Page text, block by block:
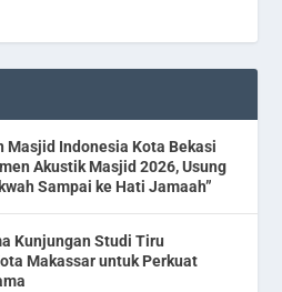
Masjid Indonesia Kota Bekasi
Akustik Masjid 2026, Usung
Sampai ke Hati Jamaah”
Kunjungan Studi Tiru
Makassar untuk Perkuat